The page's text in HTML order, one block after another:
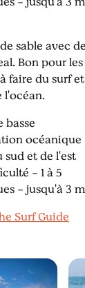
sable avec
Bon pour
faire du surf
l'océan.
basse
sud et de l'est
- 1 à 5
- jusqu'à 3
Surf Guide